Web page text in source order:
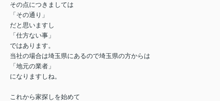
その点につきましては
「その通り」
だと思いますし
「仕方ない事」
ではあります。
当社の場合は埼玉県にあるので埼玉県の方からは
「地元の業者」
になりますしね。
これから家探しを始めて